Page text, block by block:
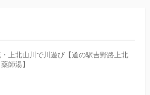
上北山川で川遊び【道の駅吉野路上北
師湯】